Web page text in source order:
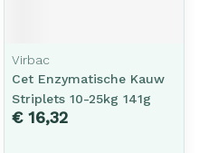
Virbac
Cet Enzymatische Kauw
Striplets 10-25kg 141g
€ 16,32